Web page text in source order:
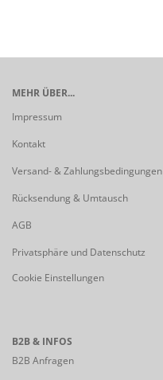
MEHR ÜBER...
Impressum
Kontakt
Versand- & Zahlungsbedingungen
Rücksendung & Umtausch
AGB
Privatsphäre und Datenschutz
Cookie Einstellungen
B2B & INFOS
B2B Anfragen